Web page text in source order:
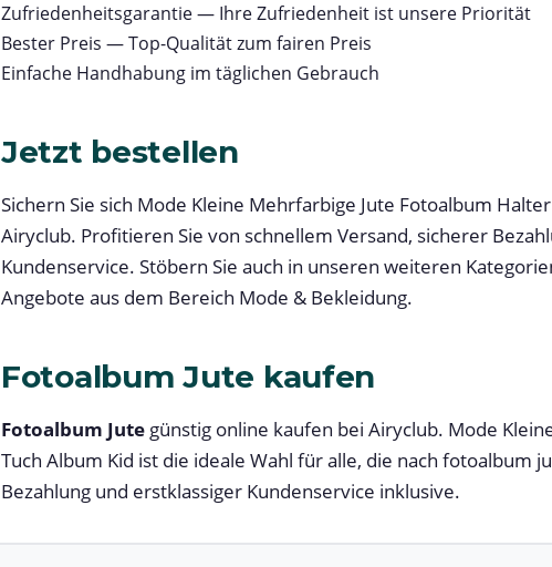
Zufriedenheitsgarantie — Ihre Zufriedenheit ist unsere Priorität
Bester Preis — Top-Qualität zum fairen Preis
Einfache Handhabung im täglichen Gebrauch
Jetzt bestellen
Sichern Sie sich Mode Kleine Mehrfarbige Jute Fotoalbum
Airyclub. Profitieren Sie von schnellem Versand, sicherer
Kundenservice. Stöbern Sie auch in unseren weiteren
Angebote aus dem Bereich Mode & Bekleidung.
Fotoalbum Jute kaufen
Fotoalbum Jute günstig online kaufen bei Airyclub. Mode
Tuch Album Kid ist die ideale Wahl für alle, die nach fotoalbum
Bezahlung und erstklassiger Kundenservice inklusive.